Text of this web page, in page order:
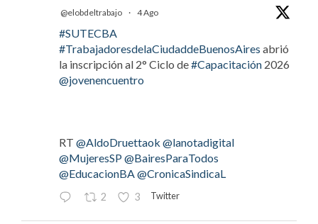
@elobdeltrabajo · 4 Ago
#SUTECBA
#TrabajadoresdelaCiudaddeBuenosAires abrió
la inscripción al 2° Ciclo de#Capacitación 2026
@jovenencuentro
RT @AldoDruettaok @lanotadigital
@MujeresSP@BairesParaTodos
@EducacionBA @CronicaSindicaL
2 3 Twitter